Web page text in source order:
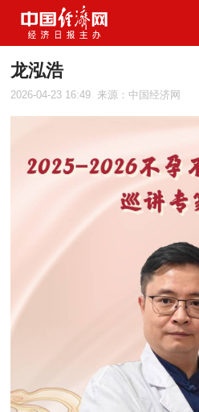
龙泓浩
2026-04-23 16:49 来源：中国经济网